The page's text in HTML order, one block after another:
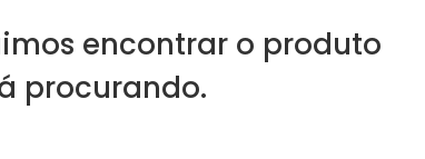
encontrar o produto
procurando.